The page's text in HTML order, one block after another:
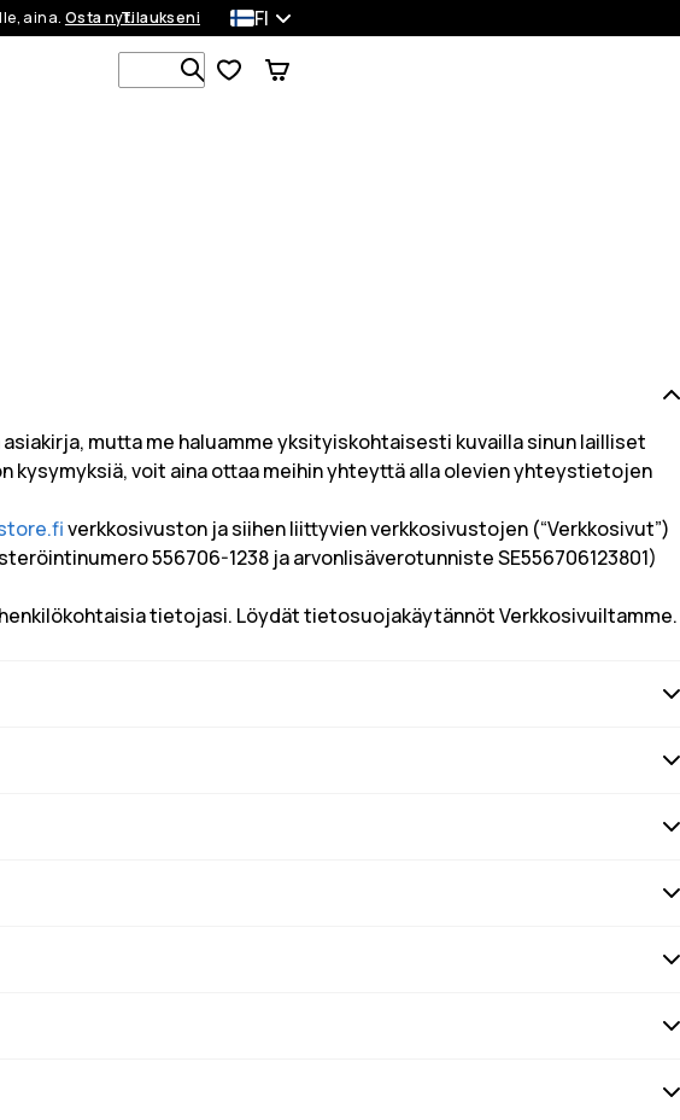
aina. Osta nyt.Tilaukseni FI
Etsi 1 000+ tuotetta
mutta me haluamme yksityiskohtaisesti kuvailla sinun lailliset
kysymyksiä, voit aina ottaa meihin yhteyttä alla olevien yhteystietojen
verkkosivuston ja siihen liittyvien verkkosivustojen (“Verkkosivut”)
556706-1238 ja arvonlisäverotunniste SE556706123801)
​​tietojasi. Löydät tietosuojakäytännöt Verkkosivuiltamme.